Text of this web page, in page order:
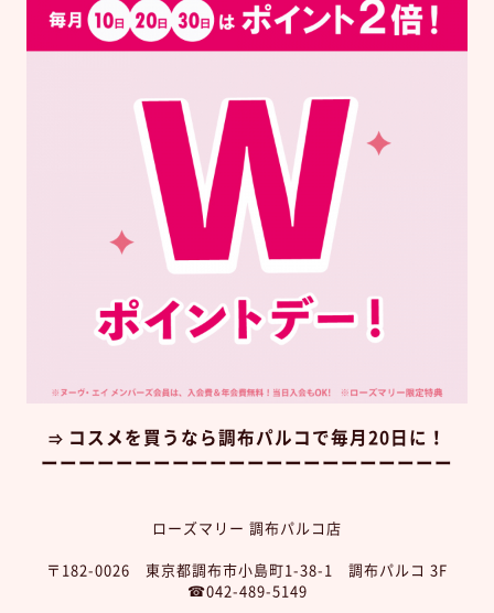
⇒ コスメを買うなら調布パルコで毎月20日に！
ーーーーーーーーーーーーーーーーーーーーーー
ローズマリー 調布パルコ店
〒182-0026 東京都調布市小島町1-38-1 調布パルコ 3F
☎042-489-5149